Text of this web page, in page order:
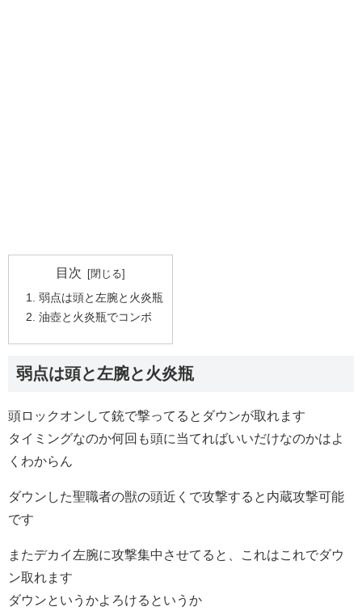
目次
弱点は頭と左腕と火炎瓶
油壺と火炎瓶でコンボ
弱点は頭と左腕と火炎瓶
頭ロックオンして銃で撃ってるとダウンが取れます
タイミングなのか何回も頭に当てればいいだけなのかはよ
くわからん
ダウンした聖職者の獣の頭近くで攻撃すると内蔵攻撃可能
です
またデカイ左腕に攻撃集中させてると、これはこれでダウ
ン取れます
ダウンというかよろけるというか